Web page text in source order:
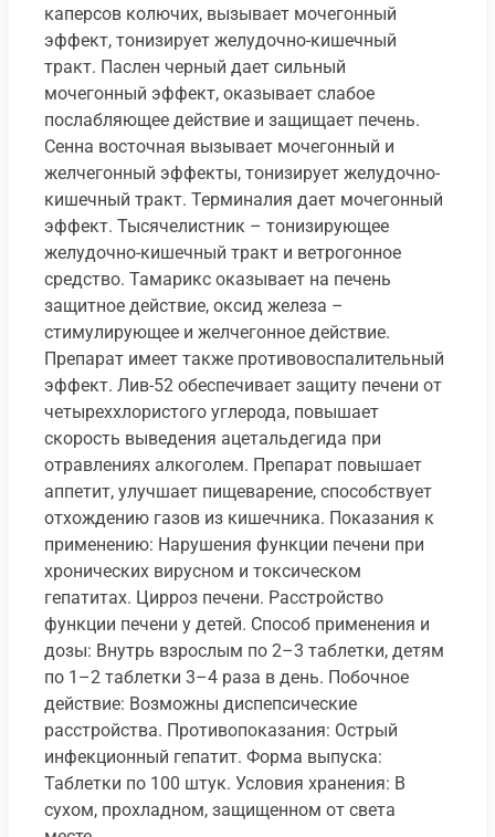
каперсов колючих, вызывает мочегонный
эффект, тонизирует желудочно-кишечный
тракт. Паслен черный дает сильный
мочегонный эффект, оказывает слабое
послабляющее действие и защищает печень.
Сенна восточная вызывает мочегонный и
желчегонный эффекты, тонизирует желудочно-
кишечный тракт. Терминалия дает мочегонный
эффект. Тысячелистник – тонизирующее
желудочно-кишечный тракт и ветрогонное
средство. Тамарикс оказывает на печень
защитное действие, оксид железа –
стимулирующее и желчегонное действие.
Препарат имеет также противовоспалительный
эффект. Лив-52 обеспечивает защиту печени от
четыреххлористого углерода, повышает
скорость выведения ацетальдегида при
отравлениях алкоголем. Препарат повышает
аппетит, улучшает пищеварение, способствует
отхождению газов из кишечника. Показания к
применению: Нарушения функции печени при
хронических вирусном и токсическом
гепатитах. Цирроз печени. Расстройство
функции печени у детей. Способ применения и
дозы: Внутрь взрослым по 2–3 таблетки, детям
по 1–2 таблетки 3–4 раза в день. Побочное
действие: Возможны диспепсические
расстройства. Противопоказания: Острый
инфекционный гепатит. Форма выпуска:
Таблетки по 100 штук. Условия хранения: В
сухом, прохладном, защищенном от света